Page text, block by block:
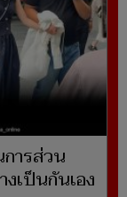
ารส่วน
เป็นกันเอง